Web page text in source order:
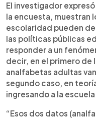
El investigador
la encuesta, muestran
escolaridad pueden
las políticas públicas
responder a un
decir, en el primero de
analfabetas adultas
segundo caso, en
ingresando a la
“Esos dos datos